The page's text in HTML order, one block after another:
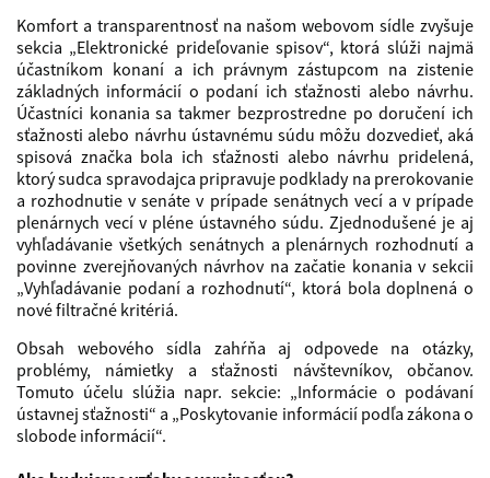
Komfort a transparentnosť na našom webovom sídle zvyšuje
sekcia „Elektronické prideľovanie spisov“, ktorá slúži najmä
účastníkom konaní a ich právnym zástupcom na zistenie
základných informácií o podaní ich sťažnosti alebo návrhu.
Účastníci konania sa takmer bezprostredne po doručení ich
sťažnosti alebo návrhu ústavnému súdu môžu dozvedieť, aká
spisová značka bola ich sťažnosti alebo návrhu pridelená,
ktorý sudca spravodajca pripravuje podklady na prerokovanie
a rozhodnutie v senáte v prípade senátnych vecí a v prípade
plenárnych vecí v pléne ústavného súdu. Zjednodušené je aj
vyhľadávanie všetkých senátnych a plenárnych rozhodnutí a
povinne zverejňovaných návrhov na začatie konania v sekcii
„Vyhľadávanie podaní a rozhodnutí“, ktorá bola doplnená o
nové filtračné kritériá.
Obsah webového sídla zahŕňa aj odpovede na otázky,
problémy, námietky a sťažnosti návštevníkov, občanov.
Tomuto účelu slúžia napr. sekcie: „Informácie o podávaní
ústavnej sťažnosti“ a „Poskytovanie informácií podľa zákona o
slobode informácií“.